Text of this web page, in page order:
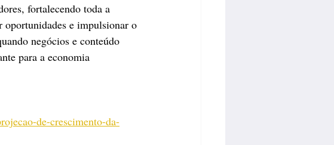
fortalecendo toda a
oportunidades e impulsionar o
negócios e conteúdo
para a economia
de-crescimento-da-